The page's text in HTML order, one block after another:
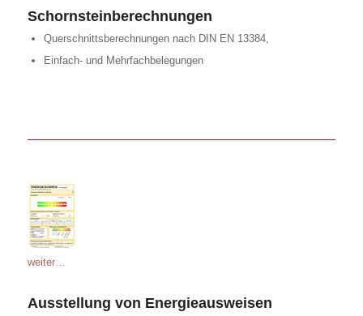
Schornsteinberechnungen
Querschnittsberechnungen nach DIN EN 13384,
Einfach- und Mehrfachbelegungen
weiter…
Ausstellung von Energieausweisen